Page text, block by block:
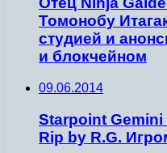
Томонобу
студией и
и блокчейном
09.06.2014
Starpoint Gemini
Rip by R.G.